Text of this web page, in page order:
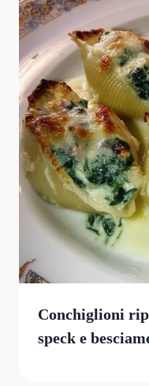
Conchiglioni
speck e